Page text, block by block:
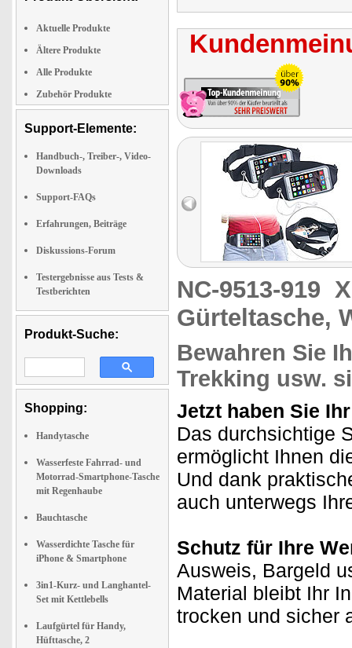
Aktuelle Produkte
Ältere Produkte
Alle Produkte
Zubehör Produkte
Support-Elemente:
Handbuch-, Treiber-, Video-
Downloads
Support-FAQs
Erfahrungen, Beiträge
Diskussions-Forum
Testergebnisse aus Tests &
Testberichten
Produkt-Suche:
Shopping:
Handytasche
Wasserfeste Fahrrad- und
Motorrad-Smartphone-Tasche
mit Regenhaube
Bauchtasche
Wasserdichte Tasche für
iPhone & Smartphone
3in1-Kurz- und Langhantel-
Set mit Kettlebells
Laufgürtel für Handy,
Hüfttasche, 2
NC-9513-919
Gürteltasche,
Bewahren Sie
Trekking usw.
Jetzt haben Sie
Das durchsichtige
ermöglicht Ihnen
Und dank
auch unterwegs
Schutz für Ihre
Ausweis, Bargeld
Material bleibt Ihr
trocken und sicher